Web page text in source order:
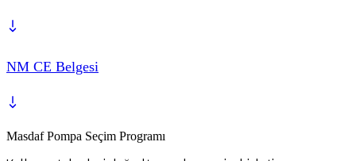
NM CE Belgesi
Masdaf Pompa Seçim Programı